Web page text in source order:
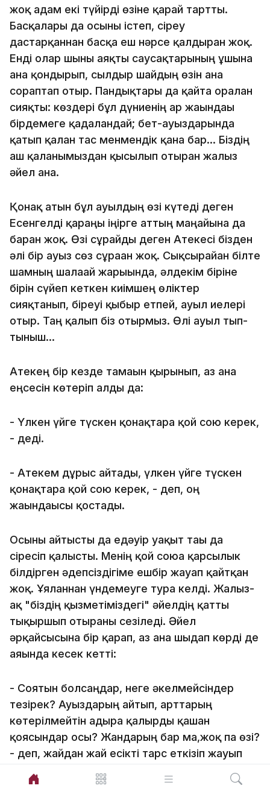
жоқ адам екі түйірді өзіне қарай тартты.
Басқалары да осыны істеп, сіреу
дастарқаннан басқа еш нәрсе қалдырған жоқ.
Енді олар шыны аяқты саусақтарының ұшына
ғана қондырып, сылдыр шайдың өзін ғана
сораптап отыр. Пандықтары да қайта оралған
сияқты: көздері бұл дүниенің ар жағындағы
бірдемеге қадалғандай; бет-ауыздарында
қатып қалған тас менмендік қана бар... Біздің
аш қалғанымыздан қысылып отырған жалғыз
әйел ғана.
Қонақ атын бұл ауылдың өзі күтеді деген
Есенгелді қараңғы іңірге аттың маңайына да
барған жоқ. Өзі сұрайды деген Атекесі бізден
әлі бір ауыз сөз сұраған жоқ. Сықсырайған білте
шамның шалағай жарығында, әлдекім біріне
бірін сүйеп кеткен киімшең өліктер
сияқтанып, біреуі қыбыр етпей, ауыл иелері
отыр. Таң қалып біз отырмыз. Өлі ауыл тып-
тыныш...
Атекең бір кезде тамағын қырынып, аз ғана
еңсесін көтеріп алды да:
- Үлкен үйге түскен қонақтарға қой сою керек,
- деді.
- Атекем дұрыс айтады, үлкен үйге түскен
қонақтарға қой сою керек, - деп, оң
жағындағысы қостады.
Осыны айтысты да едәуір уақыт тағы да
сіресіп қалысты. Менің қой союға қарсылык
білдірген әдепсіздігіме ешбір жауап қайтқан
жоқ. Ұялғаннан үндемеуге тура келді. Жалғыз-
ақ "біздің қызметіміздегі" әйелдің қатты
тықыршып отырғаны сезіледі. Әйел
әрқайсысына бір қарап, аз ғана шыдап көрді де
аяғында кесек кетті:
- Соятын болсаңдар, неге әкелмейсіндер
тезірек? Ауыздарың айтып, арттарың
көтерілмейтін адыра қалғырды қашан
қоясындар осы? Жандарың бар ма,жоқ па өзі?
- деп, жайдан жай есікті тарс еткізіп жауып
байқалады. Жалаңдап үйде жүрген төрт көз